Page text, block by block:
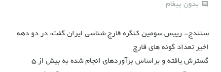
بدون پیغام
سنندج- رییس سومین کنگره قارچ شناسی ایران گفت: در دو دهه
اخیر تعداد گونه های قارچ
گسترش یافته و براساس برآوردهای انجام شده به بیش از ۵